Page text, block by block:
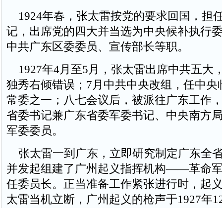
1924年春，张太雷按党的要求回国，担
记，出席党的四大并当选为中央候补执行
中共广东区委委员、宣传部长等职。
1927年4月至5月，张太雷出席中共五大
独秀右倾错误；7月中共中央改组，任中央
常委之一；八七会议后，被派往广东工作
省委书记兼广东省委军委书记、中央南方
军委委员。
张太雷一到广东，立即研究制定广东全
并发起组建了广州起义指挥机构——革命
任委员长。正当准备工作紧张进行时，起
太雷当机立断，广州起义的枪声于1927年